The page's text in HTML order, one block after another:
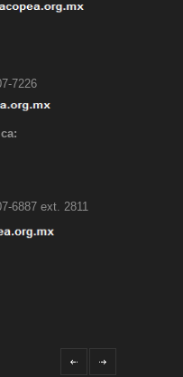
7226
6887 ext. 2811